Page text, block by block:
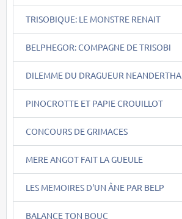
TRISOBIQUE: LE MONSTRE RENAIT
BELPHEGOR: COMPAGNE DE TRISOBI
DILEMME DU DRAGUEUR NEANDERTHA
PINOCROTTE ET PAPIE CROUILLOT
CONCOURS DE GRIMACES
MERE ANGOT FAIT LA GUEULE
LES MEMOIRES D'UN ÂNE PAR BELP
BALANCE TON BOUC